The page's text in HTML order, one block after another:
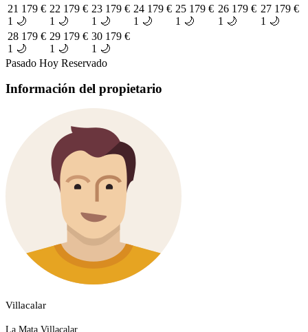
21 179 €
1 🌙
22 179 €
1 🌙
23 179 €
1 🌙
24 179 €
1 🌙
25 179 €
1 🌙
26 179 €
1 🌙
27 179 €
1 🌙
28 179 €
1 🌙
29 179 €
1 🌙
30 179 €
1 🌙
Pasado Hoy Reservado
Información del propietario
Villacalar
La Mata Villacalar